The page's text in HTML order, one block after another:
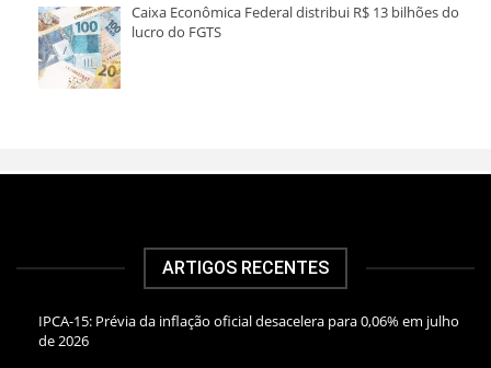
Caixa Econômica Federal distribui R$ 13 bilhões do
lucro do FGTS
ARTIGOS RECENTES
IPCA-15: Prévia da inflação oficial desacelera para 0,06% em julho
de 2026